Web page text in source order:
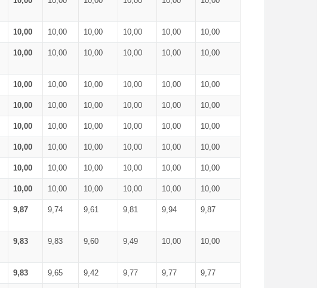
10,00 10,00 10,00 10,00 10,00 10,00
10,00 10,00 10,00 10,00 10,00 10,00
10,00 10,00 10,00 10,00 10,00 10,00
10,00 10,00 10,00 10,00 10,00 10,00
10,00 10,00 10,00 10,00 10,00 10,00
10,00 10,00 10,00 10,00 10,00 10,00
10,00 10,00 10,00 10,00 10,00 10,00
10,00 10,00 10,00 10,00 10,00 10,00
9,87 9,74 9,61 9,81 9,94 9,87
9,83 9,83 9,60 9,49 10,00 10,00
9,83 9,65 9,42 9,77 9,77 9,77